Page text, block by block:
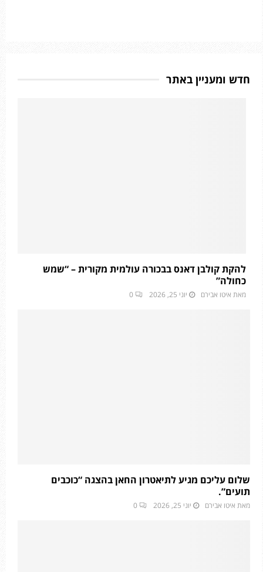
חדש ומעניין באתר
להקת קולבן דאנס בבכורה עולמית מקורית – “שמש
כחולה”
מאת איטו אבירם יוני 25, 2026 0
שלום עליכם מגיע לתיאטרון החאן בהצגה “כוכבים
תועים”.
מאת איטו אבירם יוני 25, 2026 0